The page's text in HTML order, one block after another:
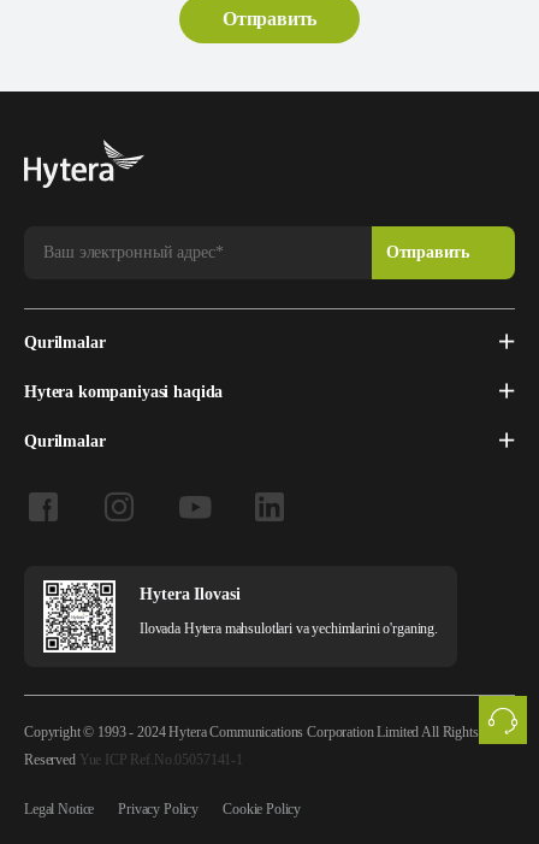
Qurilmalar
Hytera kompaniyasi haqida
Qurilmalar
Hytera Ilovasi
Ilovada Hytera mahsulotlari va yechimlarini o'rganing.
Copyright © 1993 - 2024 Hytera Communications Corporation Limited All Rights
Reserved Yue ICP Ref.No.05057141-1
Legal Notice Privacy Policy Cookie Policy